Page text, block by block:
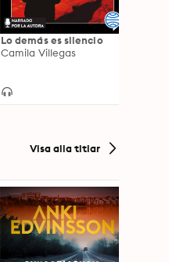
Lo demás es silencio
Camila Villegas
Visa alla titlar